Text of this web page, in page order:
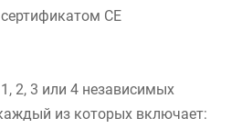
CE
2, 3 или 4 независимых
из которых включает: